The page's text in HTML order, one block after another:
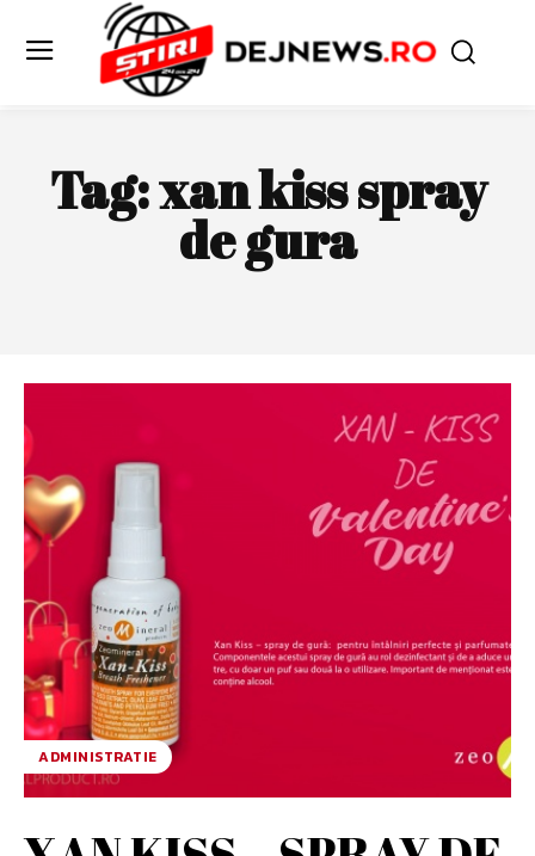
Tag:xan kiss spray
de gura
ADMINISTRATIE